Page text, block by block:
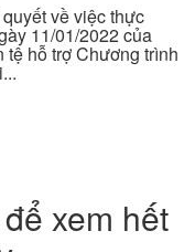
về việc thực
11/01/2022 của
tệ hỗ trợ Chương trình
xem hết